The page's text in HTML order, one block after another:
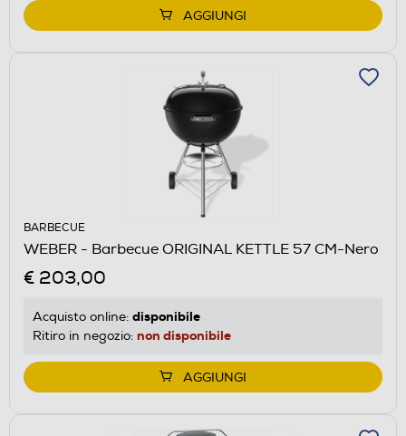
AGGIUNGI
BARBECUE
WEBER - Barbecue ORIGINAL KETTLE 57 CM-Nero
€ 203,00
Acquisto online: disponibile
Ritiro in negozio: non disponibile
AGGIUNGI